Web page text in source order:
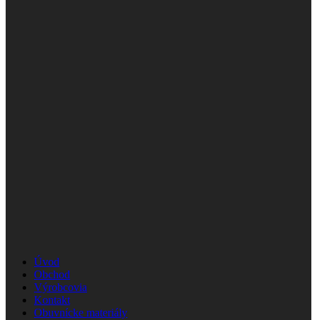
Úvod
Obchod
Výrobcovia
Kontakt
Obuvnícke materiály